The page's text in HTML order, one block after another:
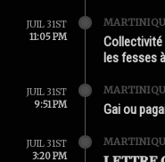
JUIL 31ST
11:05 PM
Collectivité
les fesses
JUIL 31ST
9:51 PM
Gai ou
JUIL 31ST
3:20 PM